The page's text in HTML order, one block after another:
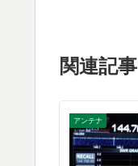
関連記事
アンテナ